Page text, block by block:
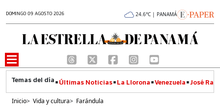
DOMINGO 09 AGOSTO 2026 24.6°C | PANAMÁ
Últimas Noticias La Llorona Venezuela José
Inicio> Vida y cultura> Farándula